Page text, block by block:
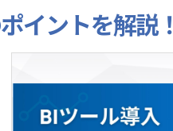
イントを解説！